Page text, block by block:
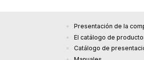
Presentación de la
El catálogo de
Catálogo de